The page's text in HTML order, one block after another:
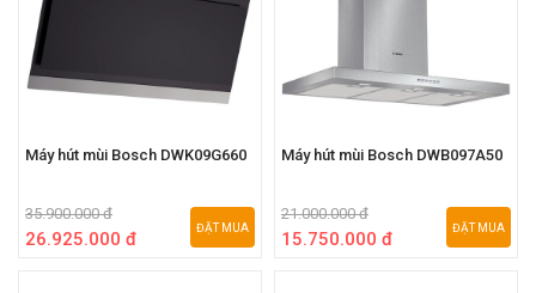
Máy hút mùi Bosch DWK09G660
35.900.000 đ
26.925.000 đ
ĐẶT MUA
Máy hút mùi Bosch DWB097A50
21.000.000 đ
15.750.000 đ
ĐẶT MUA